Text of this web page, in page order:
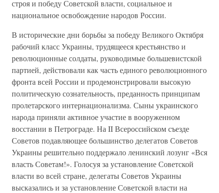
строя и победу Советской власти, социальное и
национальное освобождение народов России.
В исторические дни борьбы за победу Великого Октября
рабочий класс Украины, трудящееся крестьянство и
революционные солдаты, руководимые большевистской
партией, действовали как часть единого революционного
фронта всей России и продемонстрировали высокую
политическую сознательность, преданность принципам
пролетарского интернационализма. Сыны украинского
народа приняли активное участие в вооруженном
восстании в Петрограде. На II Всероссийском съезде
Советов подавляющее большинство делегатов Советов
Украины решительно поддержало ленинский лозунг «Вся
власть Советам!». Голосуя за установление Советской
власти во всей стране, делегаты Советов Украины
высказались и за установление Советской власти на